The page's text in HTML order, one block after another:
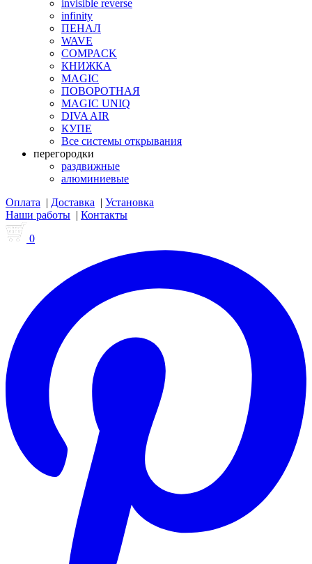
invisible reverse
infinity
ПЕНАЛ
WAVE
COMPACK
КНИЖКА
MAGIC
ПОВОРОТНАЯ
MAGIC UNIQ
DIVA AIR
КУПЕ
Все системы открывания
перегородки
раздвижные
алюминиевые
Оплата
Доставка
Установка
Наши работы
Контакты
0